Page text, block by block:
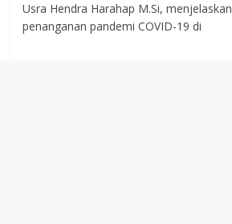
Usra Hendra Harahap M.Si,
penanganan pandemi COVID-19 di